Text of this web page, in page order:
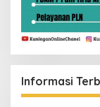
Informasi